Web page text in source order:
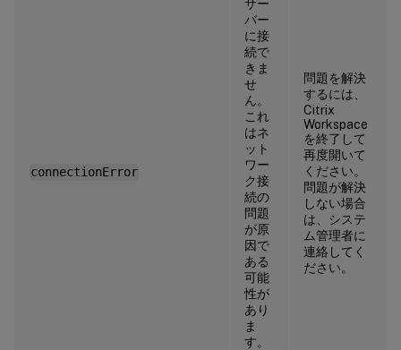
connectionError
サー
バー
に接
続で
きま
せ
ん。
これ
はネ
ット
ワー
ク接
続の
問題
が原
因で
ある
可能
性が
あり
ま
す。
問題を解決
するには、
Citrix
Workspace
を終了して
再度開いて
ください。
問題が解決
しない場合
は、システ
ム管理者に
連絡してく
ださい。